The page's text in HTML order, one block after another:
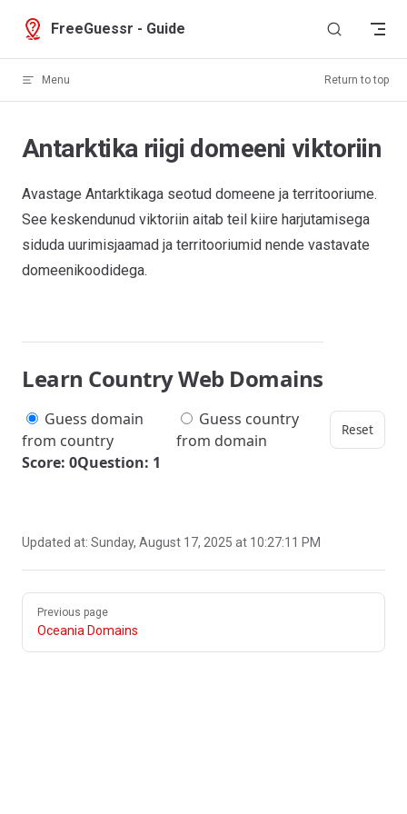
Skip to content
FreeGuessr - Guide
Menu Return to top
Antarktika riigi domeeni viktoriin
Avastage Antarktikaga seotud domeene ja territooriume.
See keskendunud viktoriin aitab teil kiire harjutamisega
siduda uurimisjaamad ja territooriumid nende vastavate
domeenikoodidega.
Learn Country Web Domains
Guess domain
from country
Guess country
from domain
Reset
Score: 0Question: 1
Updated at: Sunday, August 17, 2025 at 10:27:11 PM
Pager
Previous page
Oceania Domains